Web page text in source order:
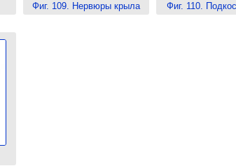
Фиг. 109. Нервюры крыла Фиг. 110.